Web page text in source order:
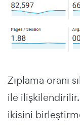
Zıplama oranı
ile
ikisini